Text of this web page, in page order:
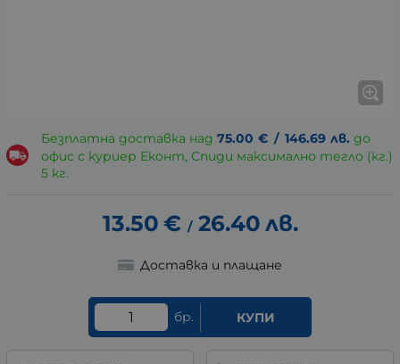
Безплатна доставка над 75.00 € / 146.69 лв. до
офис с куриер Еконт, Спиди максимално тегло (кг.)
5 кг.
13.50 € / 26.40 лв.
Доставка и плащане
бр. КУПИ